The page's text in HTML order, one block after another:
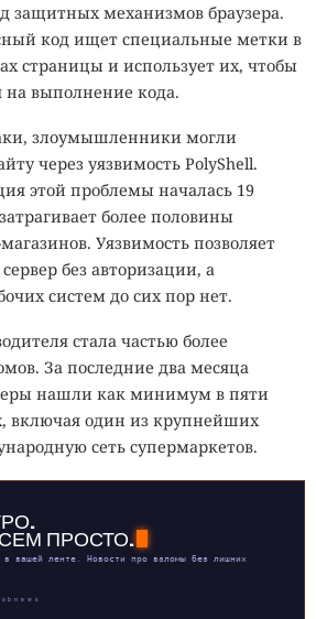
защитных механизмов браузера.
код ищет специальные метки в
страницы и использует их, чтобы
на выполнение кода.
злоумышленники могли
через уязвимость PolyShell.
этой проблемы началась 19
более половины
Уязвимость позволяет
без авторизации, а
систем до сих пор нет.
стала частью более
За последние два месяца
нашли как минимум в пяти
включая один из крупнейших
сеть супермаркетов.
ПРОСТО.
вашей ленте. Новости про взломы без лишних